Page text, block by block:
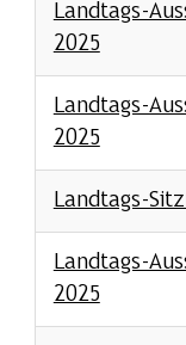
Landtags-
2025
Landtags-
2025
Landtags-
Landtags-
2025